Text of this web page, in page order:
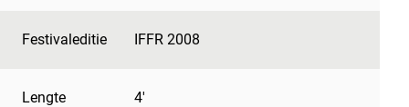
Festivaleditie IFFR 2008
Lengte 4'